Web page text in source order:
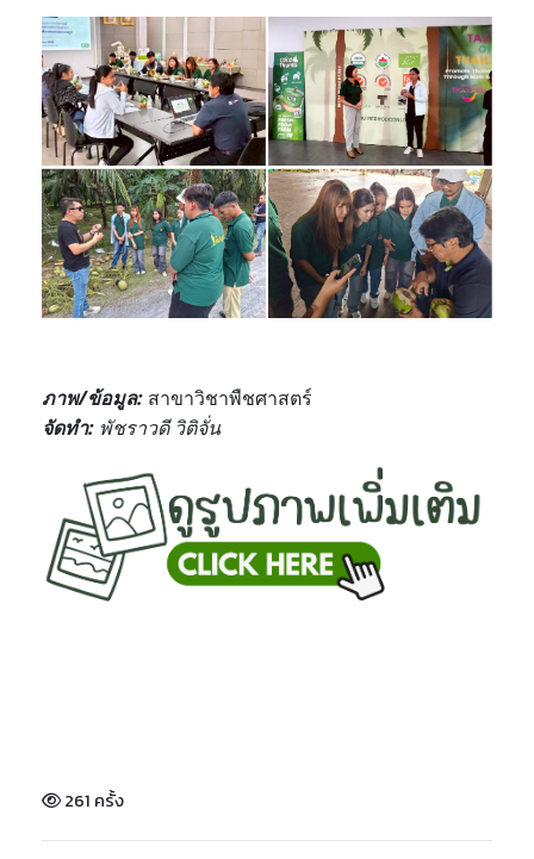
ภาพ/ข้อมูล: สาขาวิชาพืชศาสตร์
จัดทำ: พัชราวดี วิติจั่น
261 ครั้ง